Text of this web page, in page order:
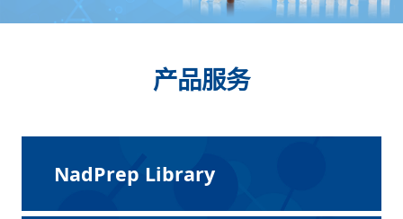
产品服务
NadPrep Library